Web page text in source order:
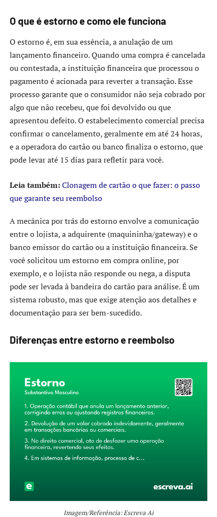
O que é estorno e como ele funciona
O estorno é, em sua essência, a anulação de um
lançamento financeiro. Quando uma compra é cancelada
ou contestada, a instituição financeira que processou o
pagamento é acionada para reverter a transação. Esse
processo garante que o consumidor não seja cobrado por
algo que não recebeu, que foi devolvido ou que
apresentou defeito. O estabelecimento comercial precisa
confirmar o cancelamento, geralmente em até 24 horas,
e a operadora do cartão ou banco finaliza o estorno, que
pode levar até 15 dias para refletir para você.
Leia também:Clonagem de cartão o que fazer: o passo
que garante seu reembolso
A mecânica por trás do estorno envolve a comunicação
entre o lojista, a adquirente (maquininha/gateway) e o
banco emissor do cartão ou a instituição financeira. Se
você solicitou um estorno em compra online, por
exemplo, e o lojista não responde ou nega, a disputa
pode ser levada à bandeira do cartão para análise. É um
sistema robusto, mas que exige atenção aos detalhes e
documentação para ser bem-sucedido.
Diferenças entre estorno e reembolso
Imagem/Referência: Escreva Ai